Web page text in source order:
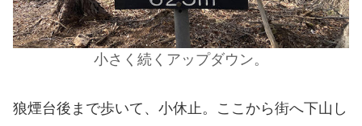
小さく続くアップダウン。
狼煙台後まで歩いて、小休止。ここから街へ下山し